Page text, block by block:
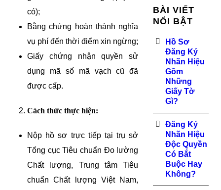
có);
Bằng chứng hoàn thành nghĩa
vụ phí đến thời điểm xin ngừng;
Giấy chứng nhận quyền sử
dụng mã số mã vạch cũ đã
được cấp.
Cách thức thực hiện:
Nộp hồ sơ trực tiếp tại trụ sở
Tổng cục Tiêu chuẩn Đo lường
Chất lượng, Trung tâm Tiêu
chuẩn Chất lượng Việt Nam,
BÀI VIẾT
NỔI BẬT
Hồ Sơ
Đăng Ký
Nhãn Hiệu
Gồm
Những
Giấy Tờ
Gì?
Đăng Ký
Nhãn Hiệu
Độc Quyền
Có Bắt
Buộc Hay
Không?